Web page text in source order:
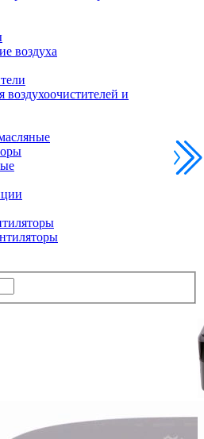
воздуха
воздухоочистителей и